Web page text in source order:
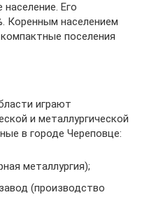
Его
Коренным населением
поселения
играют
и металлургической
в городе Череповце:
металлургия);
(производство